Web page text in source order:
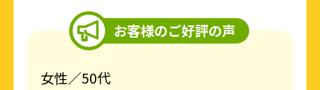
お客様のご好評の声
女性／50代